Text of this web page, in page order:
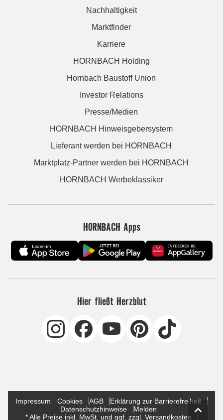
Nachhaltigkeit
Marktfinder
Karriere
HORNBACH Holding
Hornbach Baustoff Union
Investor Relations
Presse/Medien
HORNBACH Hinweisgebersystem
Lieferant werden bei HORNBACH
Marktplatz-Partner werden bei HORNBACH
HORNBACH Werbeklassiker
HORNBACH Apps
Hier fließt Herzblut
Impressum Cookies AGB
Erklärung zur Barrierefreiheit
Datenschutzhinweise
Melden
* Alle Preise inkl. MwSt. und ggf. zzgl. Versandkosten